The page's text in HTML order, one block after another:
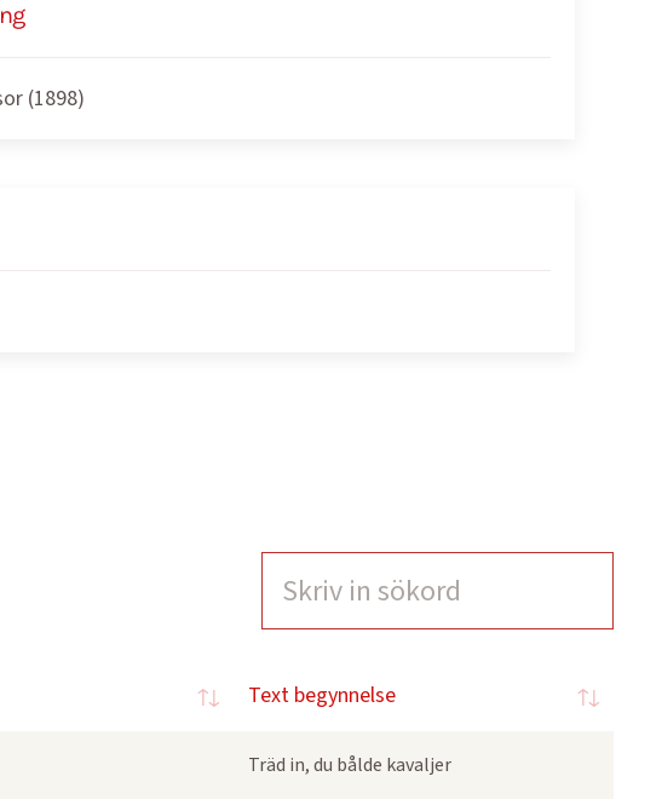
(1898)
Text begynnelse
Träd in, du bålde kavaljer